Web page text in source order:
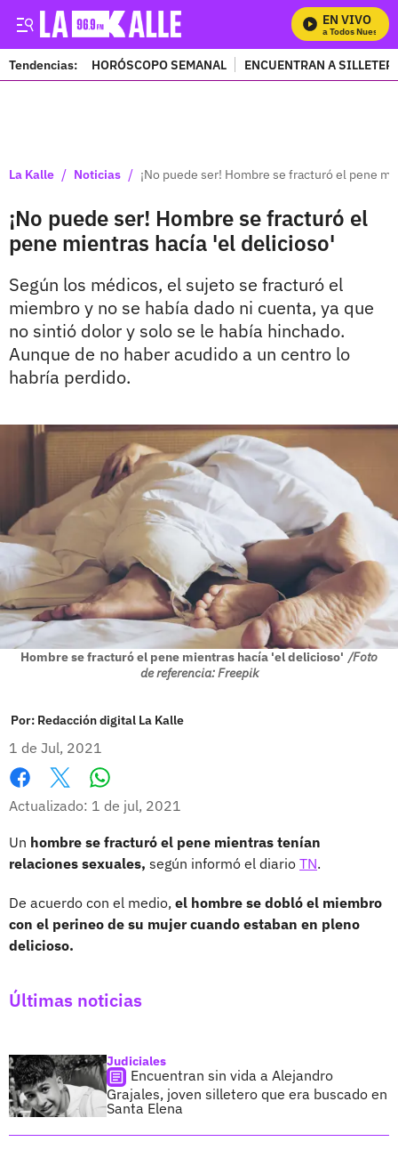
EN VIVO
Mira Todos Nuestros
Tendencias: HORÓSCOPO SEMANAL ENCUENTRAN A
La Kalle / Noticias / ¡No puede ser! Hombre se fracturó el pene
¡No puede ser! Hombre se fracturó el
pene mientras hacía 'el delicioso'
Según los médicos, el sujeto se fracturó el
miembro y no se había dado ni cuenta, ya que
no sintió dolor y solo se le había hinchado.
Aunque de no haber acudido a un centro lo
habría perdido.
Hombre se fracturó el pene mientras hacía 'el delicioso' /Foto
de referencia: Freepik
Por: Redacción digital La Kalle
1 de Jul, 2021
Facebook
X
Actualizado: 1 de jul, 2021
Un hombre se fracturó el pene mientras tenían
relaciones sexuales, según informó el diario TN.
De acuerdo con el medio, el hombre se dobló el miembro
con el perineo de su mujer cuando estaban en pleno
delicioso.
Últimas noticias
Judiciales
Encuentran sin vida a Alejandro
Grajales, joven silletero que era buscado en
Santa Elena